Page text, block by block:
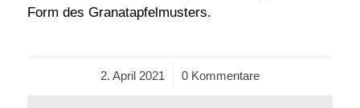
Form des Granatapfelmusters.
2. April 2021
/ 0 Kommentare